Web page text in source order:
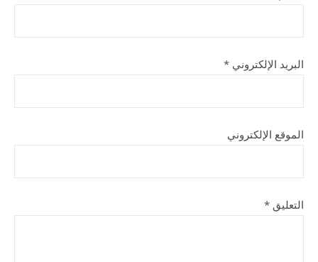
البريد الإلكتروني *
الموقع الإلكتروني
التعليق *